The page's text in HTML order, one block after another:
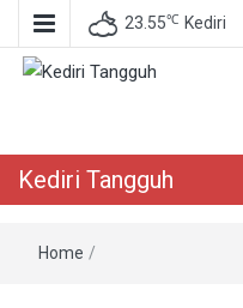
23.55℃ Kediri
Kediri Tangguh
Home /